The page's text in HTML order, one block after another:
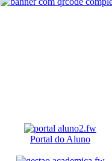
Portal do Aluno